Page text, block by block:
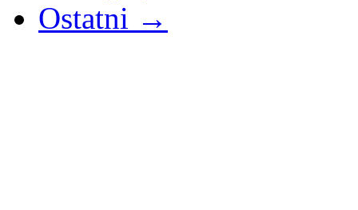
Ostatni →